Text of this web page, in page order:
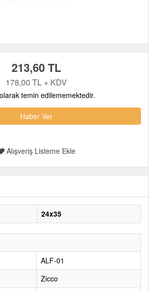
213,60 TL
178,00 TL + KDV
temin edilememektedir.
Haber Ver
Alışveriş Listeme Ekle
24x35
ALF-01
Zicco